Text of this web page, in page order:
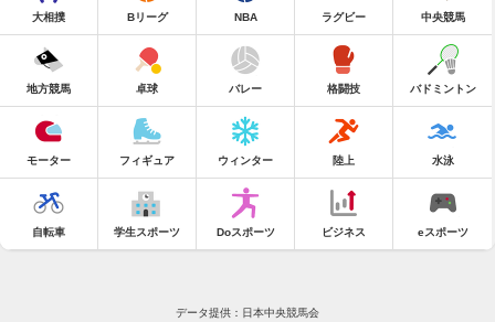
大相撲 Bリーグ NBA ラグビー 中央競馬
地方競馬 卓球 バレー 格闘技 バドミントン
モーター フィギュア ウィンター 陸上 水泳
自転車 学生スポーツ Doスポーツ ビジネス eスポーツ
データ提供：日本中央競馬会